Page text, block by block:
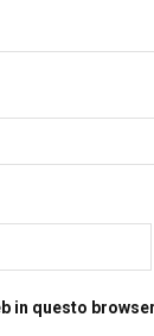
in questo